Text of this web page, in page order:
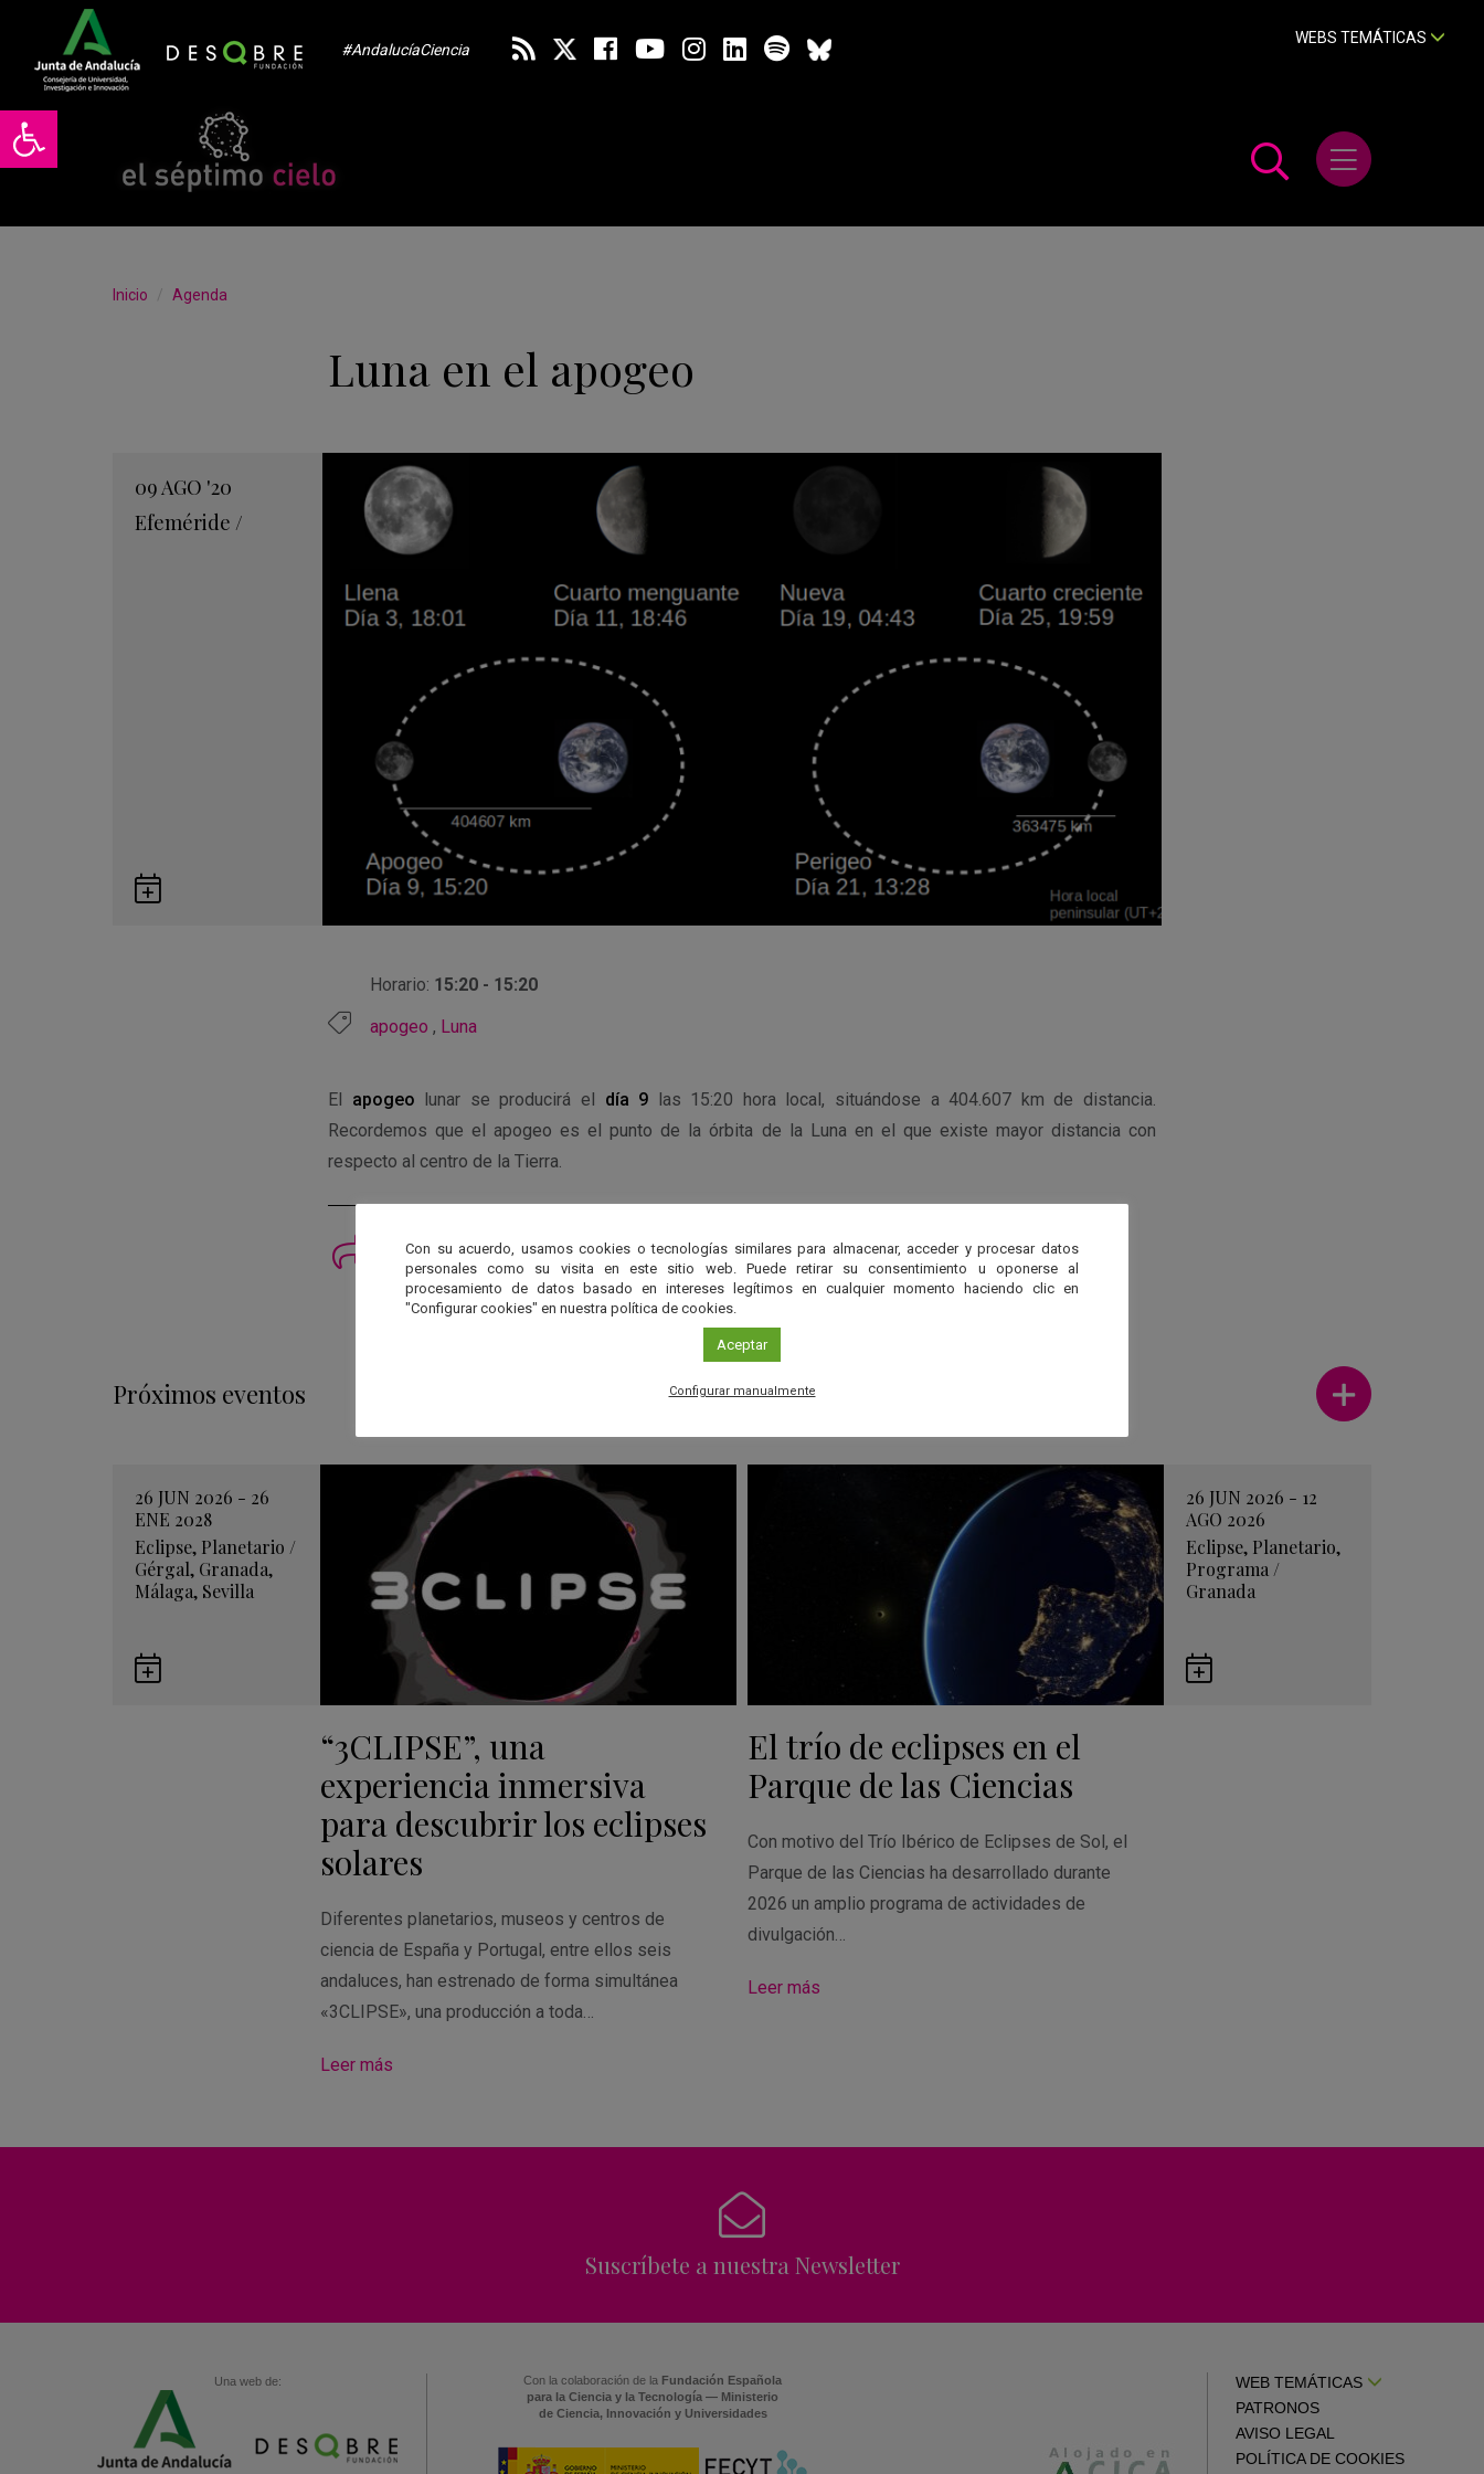
Abrir barra de herramientas
#AndalucíaCiencia
WEBS TEMÁTICAS
Abrir menú
Inicio Agenda
Luna en el apogeo
09AGO '20
Efeméride /
Guardar
en
Horario: 15:20 - 15:20
apogeo , Luna
El apogeo lunar se producirá el día 9 las 15:20 hora local, situándose a 404.607 km de distancia.
Recordemos que el apogeo es el punto de la órbita de la Luna en el que existe mayor distancia con
respecto al centro de la Tierra.
Imprimir
Próximos eventos
Ver más
26 JUN 2026 - 26
ENE 2028
Eclipse, Planetario /
Gérgal, Granada,
Málaga, Sevilla
“3CLIPSE”, una
experiencia inmersiva
para descubrir los eclipses
solares
Diferentes planetarios, museos y centros de
ciencia de España y Portugal, entre ellos seis
andaluces, han estrenado de forma simultánea
«3CLIPSE», una producción a toda…
Leer más
26 JUN 2026 - 12
AGO 2026
Eclipse, Planetario,
Programa /
Granada
El trío de eclipses en el
Parque de las Ciencias
Con motivo del Trío Ibérico de Eclipses de Sol, el
Parque de las Ciencias ha desarrollado durante
2026 un amplio programa de actividades de
divulgación…
Leer más
Suscríbete a nuestra Newsletter
Una web de: Con la colaboración de la Fundación Española
para la Ciencia y la Tecnología — Ministerio
de Ciencia, Innovación y Universidades
WEB TEMÁTICAS
PATRONOS
AVISO LEGAL
POLÍTICA DE COOKIES
Con su acuerdo, usamos cookies o tecnologías similares para almacenar, acceder y procesar datos
personales como su visita en este sitio web. Puede retirar su consentimiento u oponerse al
procesamiento de datos basado en intereses legítimos en cualquier momento haciendo clic en
"Configurar cookies" en nuestra política de cookies.
Aceptar
Configurar manualmente